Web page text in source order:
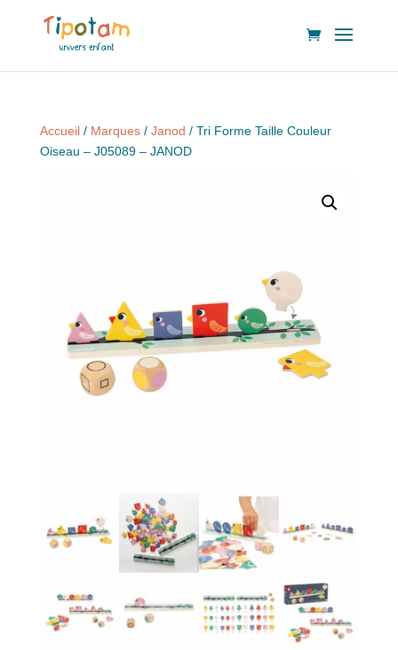
Accueil/ Marques/ Janod / Tri Forme Taille Couleur
Oiseau – J05089 – JANOD